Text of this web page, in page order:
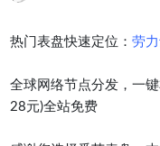
热门表盘快速定位： 劳
全球网络节点分发，一
28元)全站免费